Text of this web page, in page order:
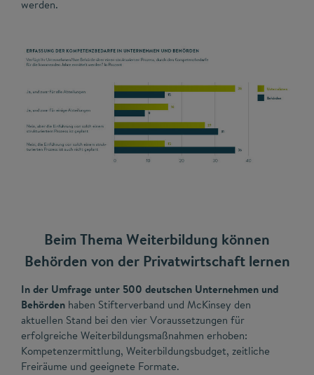
werden.
Beim Thema Weiterbildung können
Behörden von der Privatwirtschaft lernen
In der Umfrage unter 500 deutschen Unternehmen und
Behörden haben Stifterverband und McKinsey den
aktuellen Stand bei den vier Voraussetzungen für
erfolgreiche Weiterbildungsmaßnahmen erhoben:
Kompetenzermittlung, Weiterbildungsbudget, zeitliche
Freiräume und geeignete Formate.